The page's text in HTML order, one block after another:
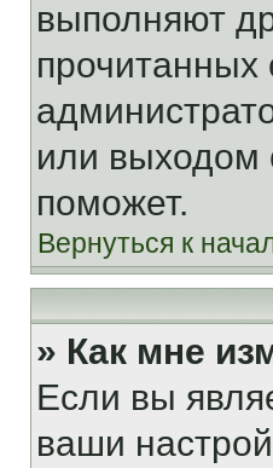
выполняют
или выходом
поможет.
Вернуться к
» Как мне
Если вы
ваши